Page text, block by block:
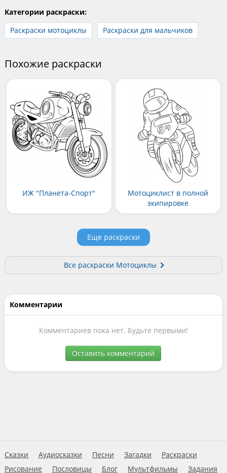
Категории раскраски:
Раскраски мотоциклы
Раскраски для мальчиков
Похожие раскраски
ИЖ "Планета-Спорт"
Мотоциклист в полной
экипировке
Еще раскраски
Все раскраски Мотоциклы
Комментарии
Комментариев пока нет. Будьте первыми!
Оставить комментарий
Сказки Аудиосказки Песни Загадки
Раскраски
Рисование
Пословицы Блог Мультфильмы Задания